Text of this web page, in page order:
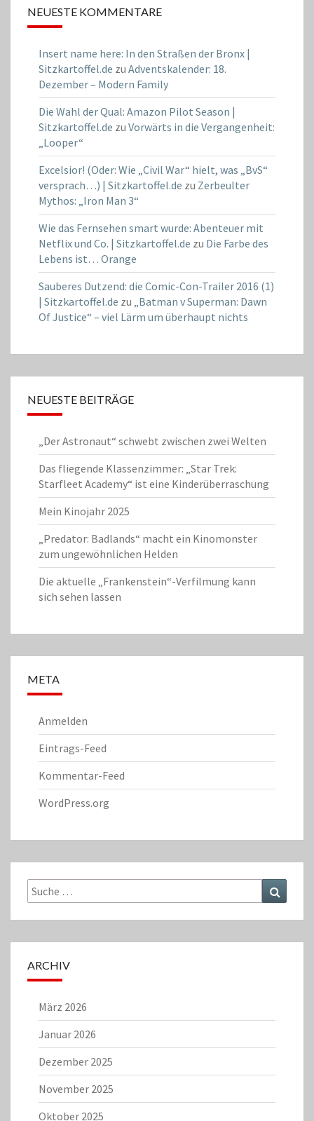
NEUESTE KOMMENTARE
Insert name here: In den Straßen der Bronx |
Sitzkartoffel.de zu Adventskalender: 18.
Dezember – Modern Family
Die Wahl der Qual: Amazon Pilot Season |
Sitzkartoffel.de zu Vorwärts in die Vergangenheit:
„Looper“
Excelsior! (Oder: Wie „Civil War“ hielt, was „BvS“
versprach…) | Sitzkartoffel.de zu Zerbeulter
Mythos: „Iron Man 3“
Wie das Fernsehen smart wurde: Abenteuer mit
Netflix und Co. | Sitzkartoffel.de zu Die Farbe des
Lebens ist… Orange
Sauberes Dutzend: die Comic-Con-Trailer 2016 (1)
| Sitzkartoffel.de zu „Batman v Superman: Dawn
Of Justice“ – viel Lärm um überhaupt nichts
NEUESTE BEITRÄGE
„Der Astronaut“ schwebt zwischen zwei Welten
Das fliegende Klassenzimmer: „Star Trek:
Starfleet Academy“ ist eine Kinderüberraschung
Mein Kinojahr 2025
„Predator: Badlands“ macht ein Kinomonster
zum ungewöhnlichen Helden
Die aktuelle „Frankenstein“-Verfilmung kann
sich sehen lassen
META
Anmelden
Eintrags-Feed
Kommentar-Feed
WordPress.org
Suche
nach:
ARCHIV
März 2026
Januar 2026
Dezember 2025
November 2025
Oktober 2025